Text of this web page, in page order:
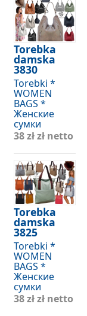
Torebka
damska
3830
Torebki *
WOMEN
BAGS *
Женские
сумки
38 złzł netto
Torebka
damska
3825
Torebki *
WOMEN
BAGS *
Женские
сумки
38 złzł netto